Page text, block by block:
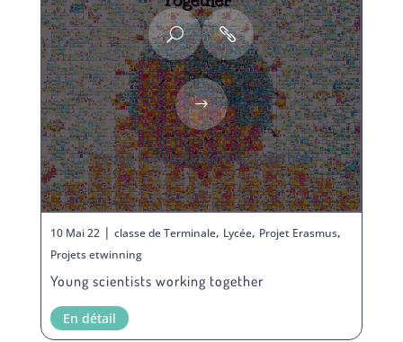
Young scientists working together
10 Mai 22| classe de Terminale, Lycée, Projet Erasmus,
Projets etwinning
Young scientists working together
En détail